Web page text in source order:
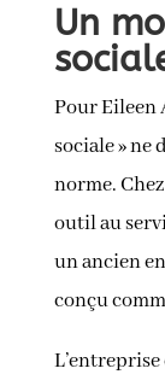
Un
Pour Eileen
sociale » ne
norme.
outil au
un ancien
conçu